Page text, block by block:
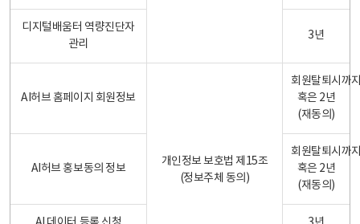
디지털배움터 역량진단자
관리
3년
AI허브 홈페이지 회원정보
개인정보 보호법 제15조
(정보주체 동의)
회원탈퇴시까
혹은 2년
(재동의)
AI허브 홍보동의 정보
회원탈퇴시까
혹은 2년
(재동의)